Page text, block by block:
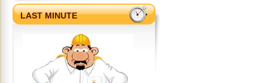
LAST MINUTE